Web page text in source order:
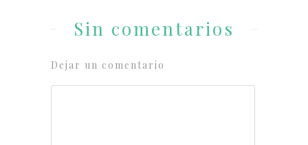
Sin comentarios
Dejar un comentario